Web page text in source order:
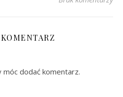
móc dodać komentarz.